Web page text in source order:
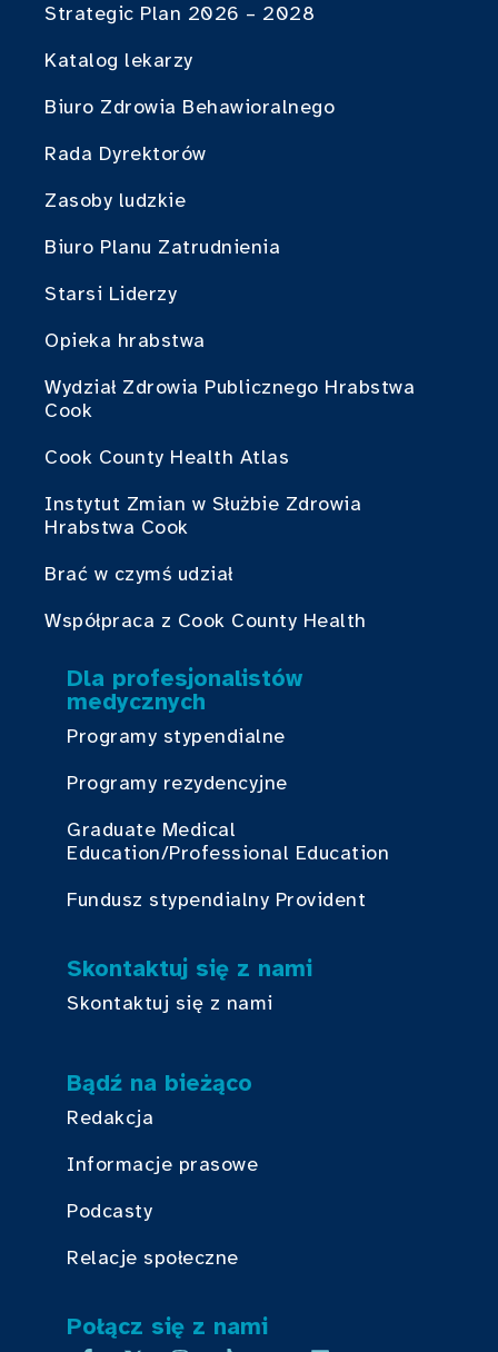
Strategic Plan 2026 – 2028
Katalog lekarzy
Biuro Zdrowia Behawioralnego
Rada Dyrektorów
Zasoby ludzkie
Biuro Planu Zatrudnienia
Starsi Liderzy
Opieka hrabstwa
Wydział Zdrowia Publicznego Hrabstwa
Cook
Cook County Health Atlas
Instytut Zmian w Służbie Zdrowia
Hrabstwa Cook
Brać w czymś udział
Współpraca z Cook County Health
Dla profesjonalistów
medycznych
Programy stypendialne
Programy rezydencyjne
Graduate Medical
Education/Professional Education
Fundusz stypendialny Provident
Skontaktuj się z nami
Skontaktuj się z nami
Bądź na bieżąco
Redakcja
Informacje prasowe
Podcasty
Relacje społeczne
Połącz się z nami